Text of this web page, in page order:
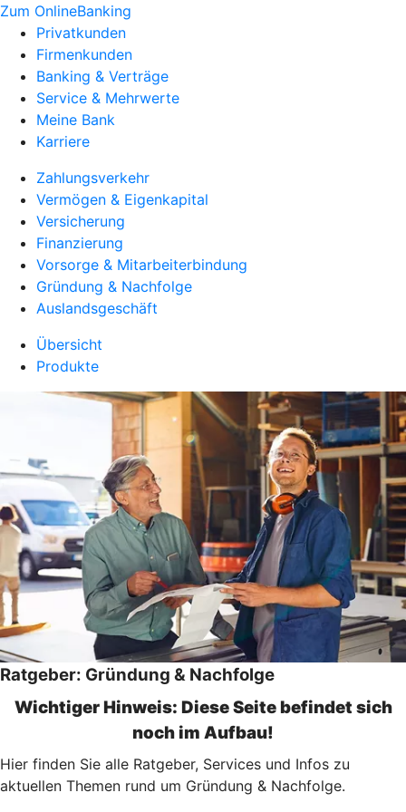
Zum OnlineBanking
Privatkunden
Firmenkunden
Banking & Verträge
Service & Mehrwerte
Meine Bank
Karriere
Zahlungsverkehr
Vermögen & Eigenkapital
Versicherung
Finanzierung
Vorsorge & Mitarbeiterbindung
Gründung & Nachfolge
Auslandsgeschäft
Übersicht
Produkte
Ratgeber: Gründung & Nachfolge
Wichtiger Hinweis: Diese Seite befindet sich
noch im Aufbau!
Hier finden Sie alle Ratgeber, Services und Infos zu
aktuellen Themen rund um Gründung & Nachfolge.